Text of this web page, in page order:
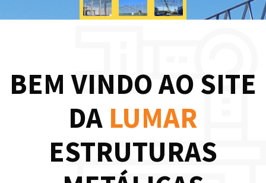
BEM VINDO AO SITE
DA LUMAR
ESTRUTURAS